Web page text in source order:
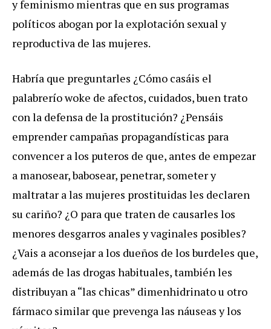
y feminismo mientras que en sus programas
políticos abogan por la explotación sexual y
reproductiva de las mujeres.
Habría que preguntarles ¿Cómo casáis el
palabrerío woke de afectos, cuidados, buen trato
con la defensa de la prostitución? ¿Pensáis
emprender campañas propagandísticas para
convencer a los puteros de que, antes de empezar
a manosear, babosear, penetrar, someter y
maltratar a las mujeres prostituidas les declaren
su cariño? ¿O para que traten de causarles los
menores desgarros anales y vaginales posibles?
¿Vais a aconsejar a los dueños de los burdeles que,
además de las drogas habituales, también les
distribuyan a “las chicas” dimenhidrinato u otro
fármaco similar que prevenga las náuseas y los